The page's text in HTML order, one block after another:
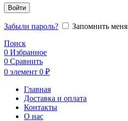
Войти
Забыли пароль?
Запомнить меня
Поиск
0 Избранное
0 Сравнить
0 элемент 0 ₽
Главная
Доставка и оплата
Контакты
О нас